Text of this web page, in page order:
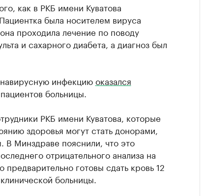
как в РКБ имени Куватова
была носителем вируса
проходила лечение по поводу
и сахарного диабета, а диагноз был
инфекциюоказался
больницы.
РКБ имени Куватова, которые
здоровья могут стать донорами,
В Минздраве пояснили, что это
отрицательного анализа на
готовы сдать кровь 12
больницы.